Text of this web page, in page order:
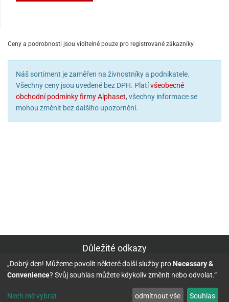
Ceny a podrobnosti jsou viditelné pouze pro registrované zákazníky.
Náš sortiment je zaměřen na živnostníky a podnikatele.
Všechny ceny jsou uvedené bez DPH. Platívšeobecné
obchodní podmínky firmy Alphaset, všechny informace se
mohou změnit bez dalšího upozornění.
Důležité odkazy
Kontakt
Informace o objednávce:
„Dobrý den! Můžeme povolit některé další služby pro Necessary &
Convenience? Svůj souhlas můžete kdykoliv změnit nebo odvolat.“
Nech mě vybrat odmítnout vše Souhlas